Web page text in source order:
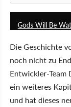
Gods Will Be
Die Geschichte
noch nicht zu
Entwickler-Team
ein weiteres
und hat dieses